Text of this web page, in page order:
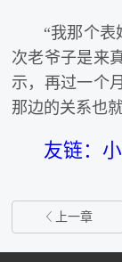
“我那个表
次老爷子是来
示，再过一个
那边的关系也
友链：
 上一章